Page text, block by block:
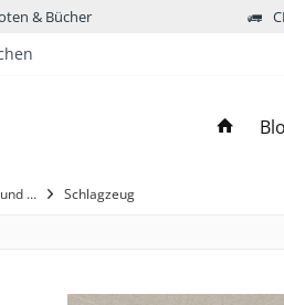
& Bücher
… Schlagzeug